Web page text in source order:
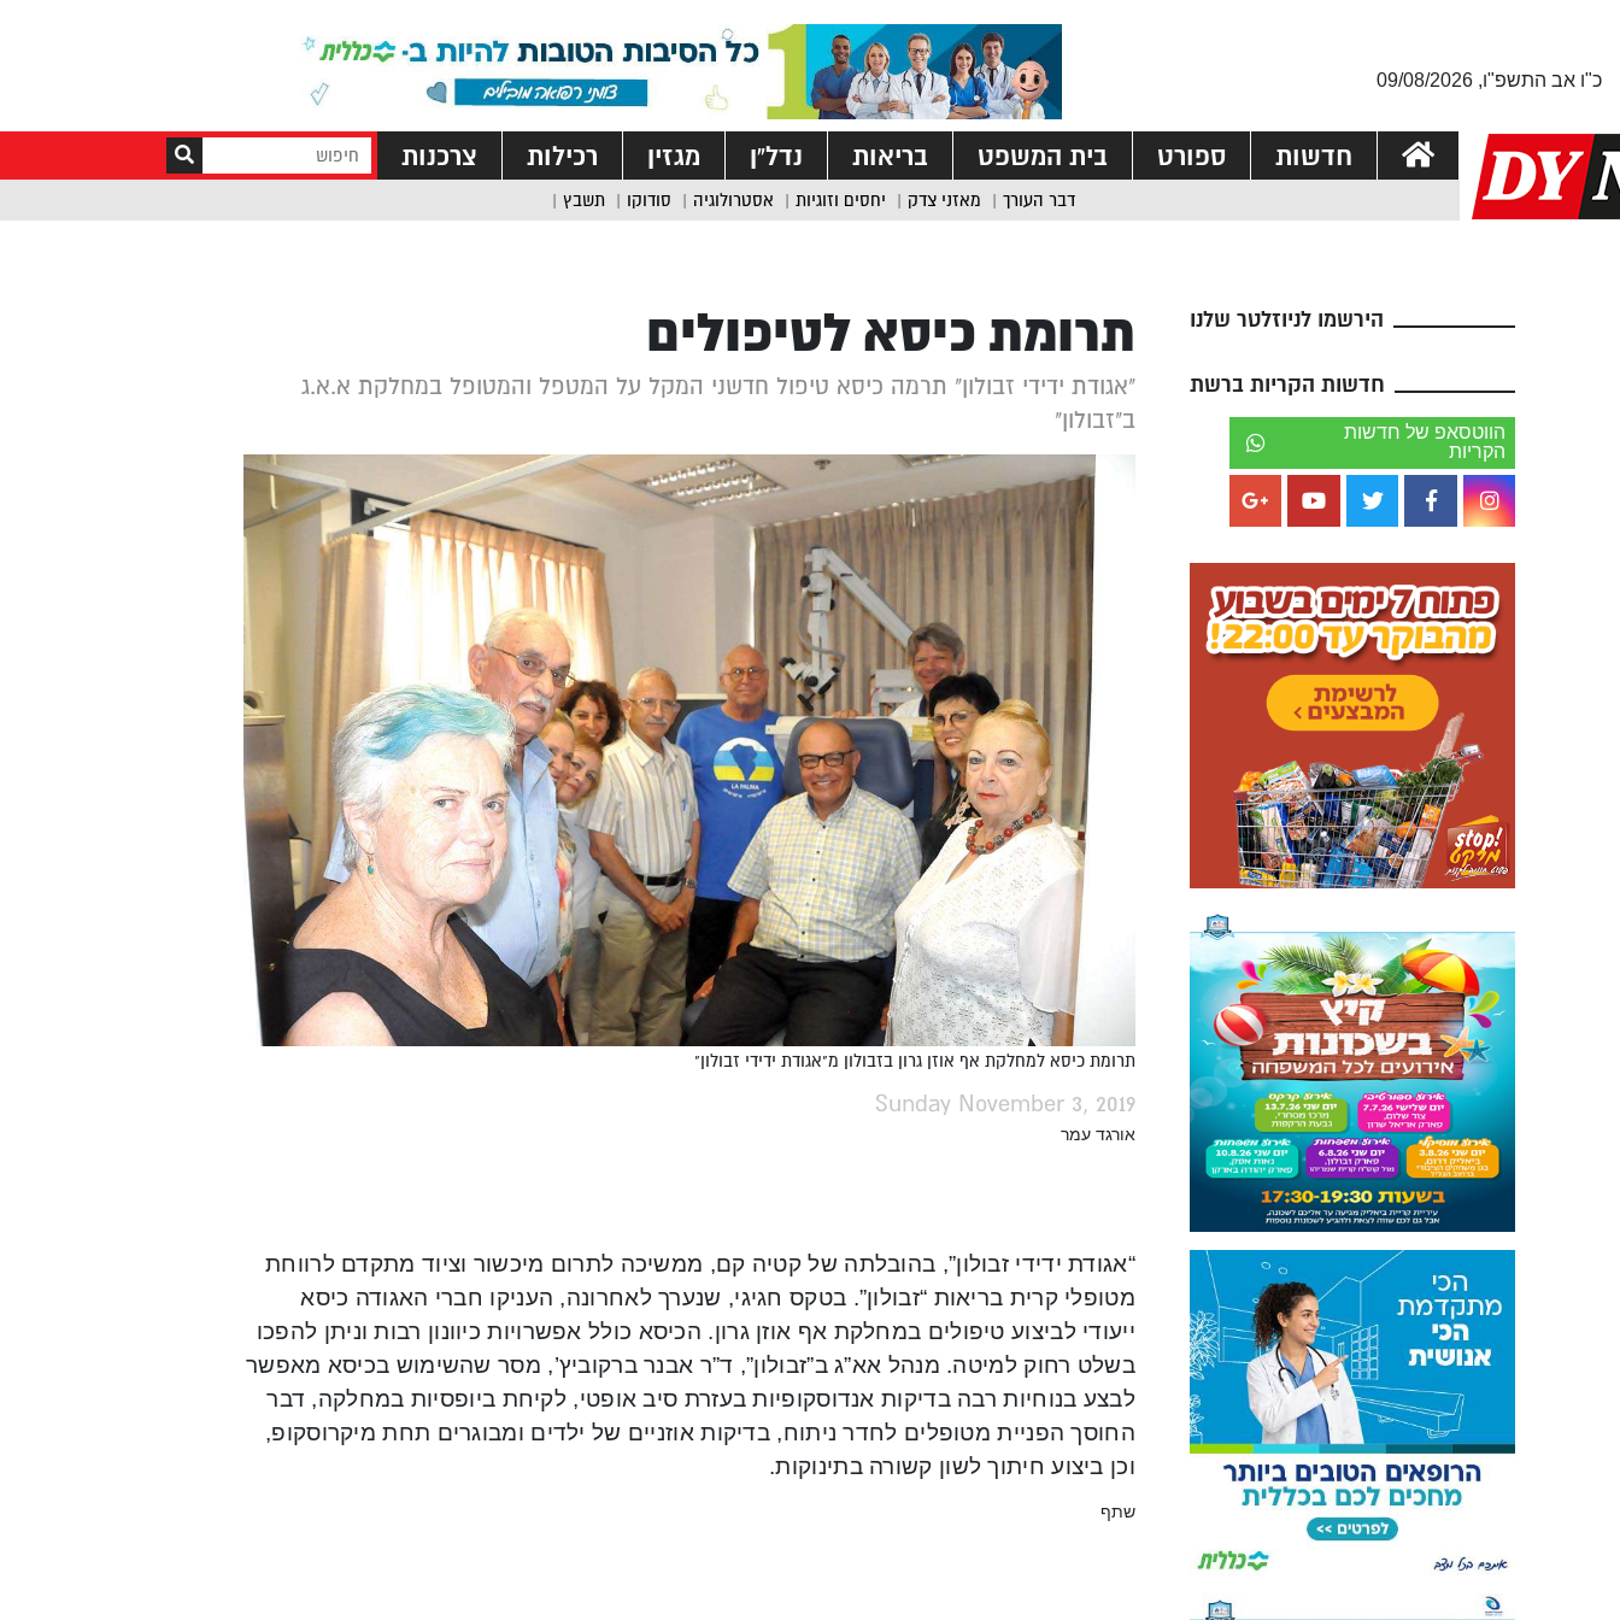
כ"ו אב התשפ"ו, 09/08/2026
חדשות ספורט בית המשפט בריאות נדל”ן מגזין רכילות צרכנות
דבר העורך מאזני צדק יחסים וזוגיות אסטרולוגיה סודוקו תשבץ
הירשמו לניוזלטר שלנו
חדשות הקריות ברשת
הווטסאפ של חדשות
הקריות
תרומת כיסא לטיפולים
"אגודת ידידי זבולון" תרמה כיסא טיפול חדשני המקל על המטפל והמטופל במחלקת א.א.ג
ב"זבולון"
תרומת כיסא למחלקת אף אוזן גרון בזבולון מ"אגודת ידידי זבולון"
Sunday November 3, 2019
אורגד עמר
“אגודת ידידי זבולון”, בהובלתה של קטיה קם, ממשיכה לתרום מיכשור וציוד מתקדם לרווחת
מטופלי קרית בריאות “זבולון”. בטקס חגיגי, שנערך לאחרונה, העניקו חברי האגודה כיסא
ייעודי לביצוע טיפולים במחלקת אף אוזן גרון. הכיסא כולל אפשרויות כיוונון רבות וניתן להפכו
בשלט רחוק למיטה. מנהל אא”ג ב”זבולון”, ד”ר אבנר ברקוביץ’, מסר שהשימוש בכיסא מאפשר
לבצע בנוחיות רבה בדיקות אנדוסקופיות בעזרת סיב אופטי, לקיחת ביופסיות במחלקה, דבר
החוסך הפניית מטופלים לחדר ניתוח, בדיקות אוזניים של ילדים ומבוגרים תחת מיקרוסקופ,
וכן ביצוע חיתוך לשון קשורה בתינוקות.
שתף